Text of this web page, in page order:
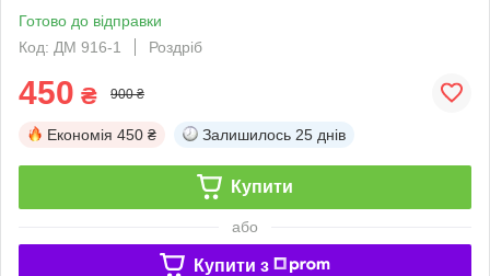
Готово до відправки
Код: ДМ 916-1
Роздріб
450 ₴ 900 ₴
Економія 450 ₴ Залишилось 25 днів
Купити
або
Купити з